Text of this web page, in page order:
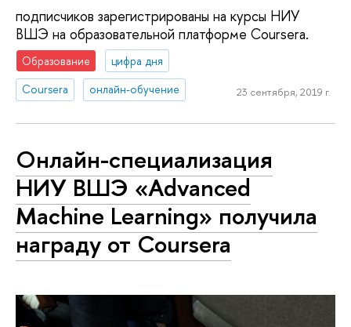
подписчиков зарегистрированы на курсы НИУ
ВШЭ на образовательной платформе Coursera.
Образование
цифра дня
Coursera
онлайн-обучение 23 сентября, 2019 г.
Онлайн-специализация
НИУ ВШЭ «Advanced
Machine Learning» получила
награду от Coursera